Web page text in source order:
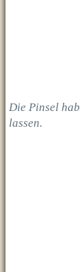
Die Pinsel
lassen.